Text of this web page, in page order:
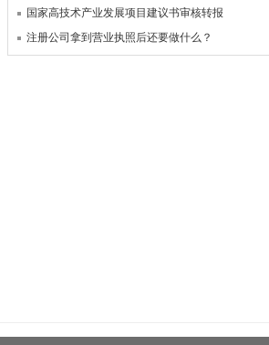
国家高技术产业发展项目建议书审核转报
注册公司拿到营业执照后还要做什么？